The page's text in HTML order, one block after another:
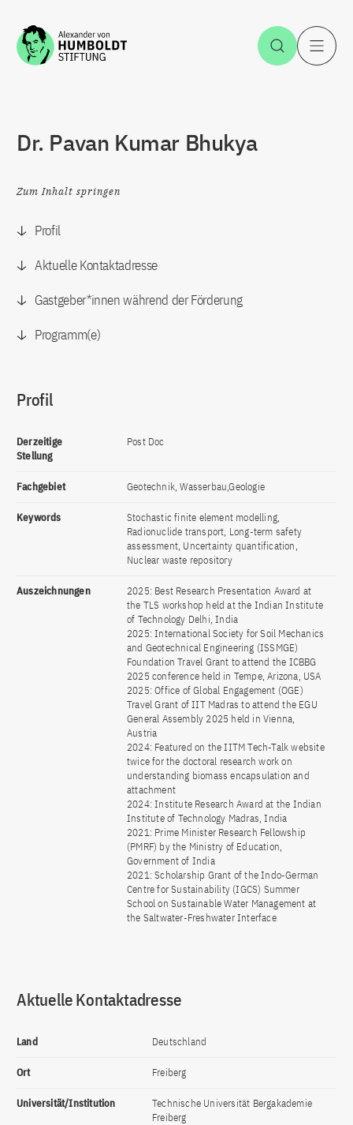
Zum Inhalt springen Suche
Dr. Pavan Kumar Bhukya
Zum Inhalt springen
Profil
Aktuelle Kontaktadresse
Gastgeber*innen während der Förderung
Programm(e)
Profil
Derzeitige
Stellung
Post Doc
Fachgebiet Geotechnik, Wasserbau,Geologie
Keywords
Stochastic finite element modelling,
Radionuclide transport, Long-term safety
assessment, Uncertainty quantification,
Nuclear waste repository
Auszeichnungen
2025: Best Research Presentation Award at
the TLS workshop held at the Indian Institute
of Technology Delhi, India
2025: International Society for Soil Mechanics
and Geotechnical Engineering (ISSMGE)
Foundation Travel Grant to attend the ICBBG
2025 conference held in Tempe, Arizona, USA
2025: Office of Global Engagement (OGE)
Travel Grant of IIT Madras to attend the EGU
General Assembly 2025 held in Vienna,
Austria
2024: Featured on the IITM Tech-Talk website
twice for the doctoral research work on
understanding biomass encapsulation and
attachment
2024: Institute Research Award at the Indian
Institute of Technology Madras, India
2021: Prime Minister Research Fellowship
(PMRF) by the Ministry of Education,
Government of India
2021: Scholarship Grant of the Indo-German
Centre for Sustainability (IGCS) Summer
School on Sustainable Water Management at
the Saltwater-Freshwater Interface
Aktuelle Kontaktadresse
Land Deutschland
Ort Freiberg
Universität/Institution
Technische Universität Bergakademie
Freiberg